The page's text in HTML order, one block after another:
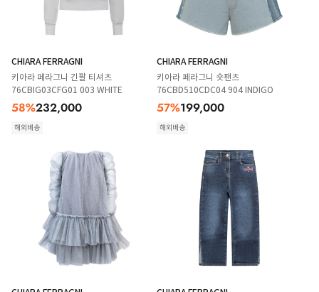
CHIARA FERRAGNI
키아라 페라그니 긴팔 티셔츠
76CBIG03CFG01 003 WHITE
58%232,000
해외배송
CHIARA FERRAGNI
키아라 페라그니 숏팬츠
76CBD510CDC04 904 INDIGO
57%199,000
해외배송